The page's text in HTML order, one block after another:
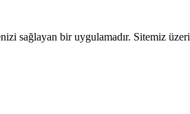
bir uygulamadır. Sitemiz